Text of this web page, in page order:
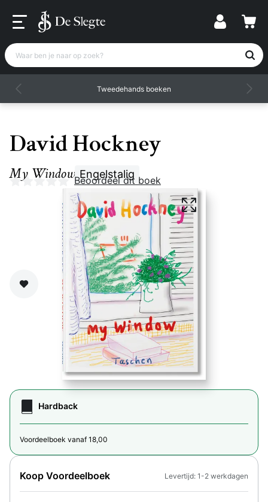
Waar ben je naar op zoek?
Tweedehands boeken
David Hockney
My Window Engelstalig
Nog geen beoordelingen
Beoordeel dit boek
Zet op verlanglijst
Hardback
Voordeelboek vanaf 18,00
Koop Voordeelboek Levertijd: 1-2 werkdagen